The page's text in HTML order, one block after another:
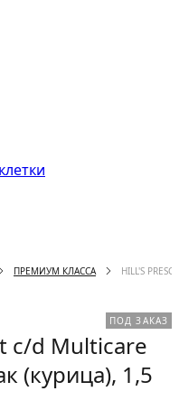
ПРЕМИУМ КЛАССА HILL'S
ПОД ЗАКАЗ
c/d Multicare
(курица), 1,5